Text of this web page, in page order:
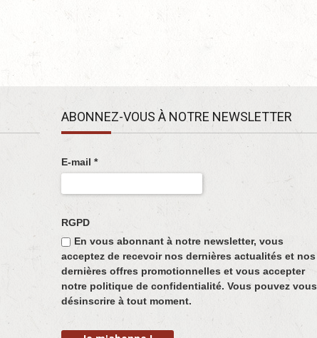
ABONNEZ-VOUS À NOTRE NEWSLETTER
E-mail *
RGPD
En vous abonnant à notre newsletter, vous
acceptez de recevoir nos dernières actualités et nos
dernières offres promotionnelles et vous accepter
notre politique de confidentialité. Vous pouvez vous
désinscrire à tout moment.